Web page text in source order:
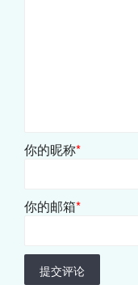
你的昵称*
你的邮箱*
提交评论